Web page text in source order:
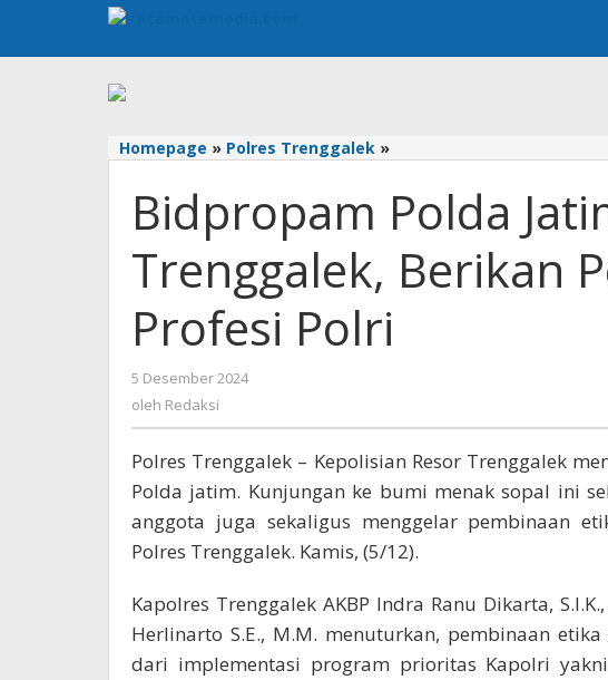
konten
Homepage » Polres Trenggalek »
Jatim
Kunjungi
Berikan
Pembekalan
Etika
Bidpropam Polda
Trenggalek, Berikan
Profesi Polri
5 Desember 2024
oleh Redaksi
Polres Trenggalek – Kepolisian Resor Trenggalek
Polda jatim. Kunjungan ke bumi menak sopal ini
anggota juga sekaligus menggelar pembinaan
Polres Trenggalek. Kamis, (5/12).
Kapolres Trenggalek AKBP Indra Ranu Dikarta,
Herlinarto S.E., M.M. menuturkan, pembinaan
dari implementasi program prioritas Kapolri